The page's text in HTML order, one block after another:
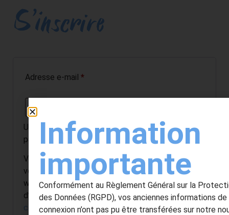
S’inscrire
Adresse e-mail *
Un lien permettant de définir un nouveau mot de
passe sera envoyé à votre adresse e-mail.
Vos données personnelles seront utilisées pour
vous accompagner au cours de votre visite du site
web, gérer l’accès à votre compte, et pour
d’autres raisons décrites dans notrepolitique de
confidentialité
Information
importante
Conformément au Règlement Général sur la
des Données (RGPD), vos anciennes informations de
connexion n’ont pas pu être transférées sur notre